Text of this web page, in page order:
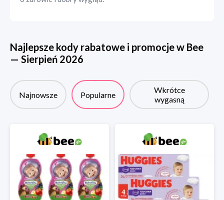
Najlepsze kody rabatowe i promocje w Bee
— Sierpień 2026
Najnowsze Popularne
Wkrótce
wygasną